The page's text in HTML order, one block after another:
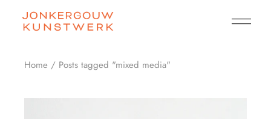
content
Home Posts tagged "mixed media"